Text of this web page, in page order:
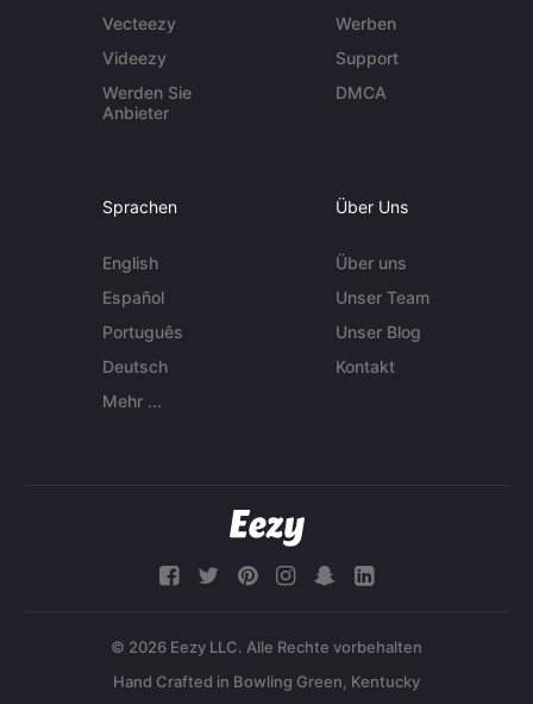
Vecteezy
Videezy
Werden Sie
Anbieter
Werben
Support
DMCA
Sprachen
English
Español
Português
Deutsch
Mehr ...
Über Uns
Über uns
Unser Team
Unser Blog
Kontakt
© 2026 Eezy LLC. Alle Rechte vorbehalten